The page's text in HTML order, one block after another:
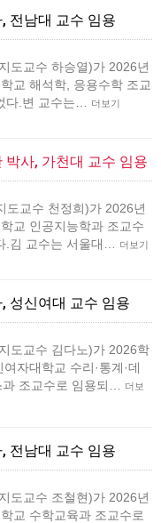
전남대 교수 임용
도교수 하승열)가 2026년
교 해석학, 응용수학 조교
다.변 교수는…
더보기
박사, 가천대 교수 임용
도교수 천정희)가 2026년
교 인공지능학과 조교수
.김 교수는 서울대…
더보기
성신여대 교수 임용
도교수 김다노)가 2026학
자대학교 수리·통계·데
과 조교수로 임용되…
더보
전남대 교수 임용
도교수 조철현)가 2026년
교 수학교육과 조교수로